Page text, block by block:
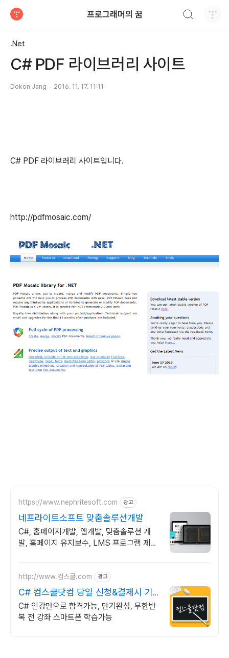
프로그래머의 꿈
.Net
C# PDF 라이브러리 사이트
Dokon Jang 2016. 11. 17. 11:11
C# PDF 라이브러리 사이트입니다.
http://pdfmosaic.com/
https://www.nephritesoft.com 광고
네프라이트소프트 맞춤솔루션개발
C#, 홈페이지개발, 앱개발, 맞춤솔루션 개
발, 홈페이지 유지보수, LMS 프로그램 제작
http://www.컴스쿨.com 광고
C# 컴스쿨닷컴 당일 신청&결제시 기
프티콘!
C# 인강만으로 합격가능, 단기완성, 무한반
복 전 강좌 스마트폰 학습가능